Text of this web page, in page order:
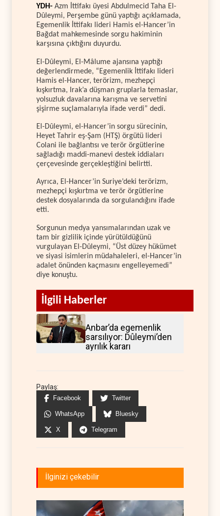
YDH- Azm İttifakı üyesi Abdulmecid Taha El-
Dûleymi, Perşembe günü yaptığı açıklamada,
Egemenlik İttifakı lideri Hamis el-Hancer’in
Bağdat mahkemesinde sorgu hakiminin
karşısına çıktığını duyurdu.
El-Dûleymi, El-Mâlume ajansına yaptığı
değerlendirmede, “Egemenlik İttifakı lideri
Hamis el-Hancer, terörizm, mezhepçi
kışkırtma, Irak’a düşman gruplarla temaslar,
yolsuzluk davalarına karışma ve servetini
şişirme suçlamalarıyla ifade verdi” dedi.
El-Dûleymi, el-Hancer’in sorgu sürecinin,
Heyet Tahrir eş-Şam (HTŞ) örgütü lideri
Colani ile bağlantısı ve terör örgütlerine
sağladığı maddi-manevi destek iddiaları
çerçevesinde gerçekleştiğini belirtti.
Ayrıca, El-Hancer’in Suriye’deki terörizm,
mezhepçi kışkırtma ve terör örgütlerine
destek dosyalarında da sorgulandığını ifade
etti.
Sorgunun medya yansımalarından uzak ve
tam bir gizlilik içinde yürütüldüğünü
vurgulayan El-Dûleymi, “Üst düzey hükümet
ve siyasi isimlerin müdahaleleri, el-Hancer’in
adalet önünden kaçmasını engelleyemedi”
diye konuştu.
İlgili Haberler
Anbar’da egemenlik
sarsılıyor: Dûleymi’den
ayrılık kararı
Paylaş:
Facebook Twitter
WhatsApp Bluesky
X Telegram
İlginizi çekebilir